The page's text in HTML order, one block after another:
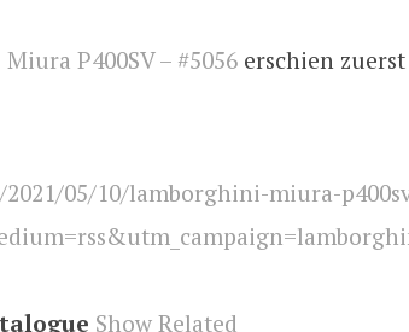
P400SV – #5056 erschien
05/10/lamborghini-miura-
Show Related